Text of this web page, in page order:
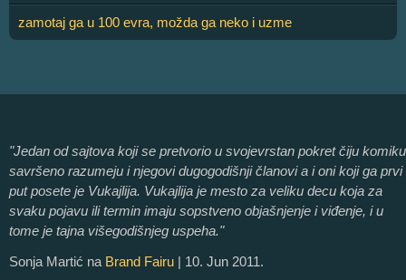
zamotaj ga u 100 evra, možda ga neko i uzme
"Jedan od sajtova koji se pretvorio u svojevrstan pokret čiju komiku
savršeno razumeju i njegovi dugogodišnji članovi a i oni koji ga prvi
put posete je Vukajlija. Vukajlija je mesto za veliku decu koja za
svaku pojavu ili termin imaju sopstveno objašnjenje i viđenje, i u
tome je tajna višegodišnjeg uspeha."
Sonja Martić na Brand Fairu | 10. Jun 2011.